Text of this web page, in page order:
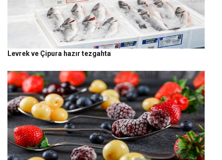
Levrek ve Çipura hazır tezgahta